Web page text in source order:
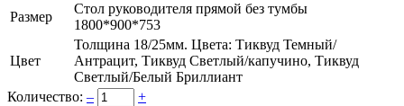
Размер
Стол руководителя прямой без тумбы
1800*900*753
Цвет
Толщина 18/25мм. Цвета: Тиквуд Темный/
Антрацит, Тиквуд Светлый/капучино, Тиквуд
Светлый/Белый Бриллиант
Количество: –
+